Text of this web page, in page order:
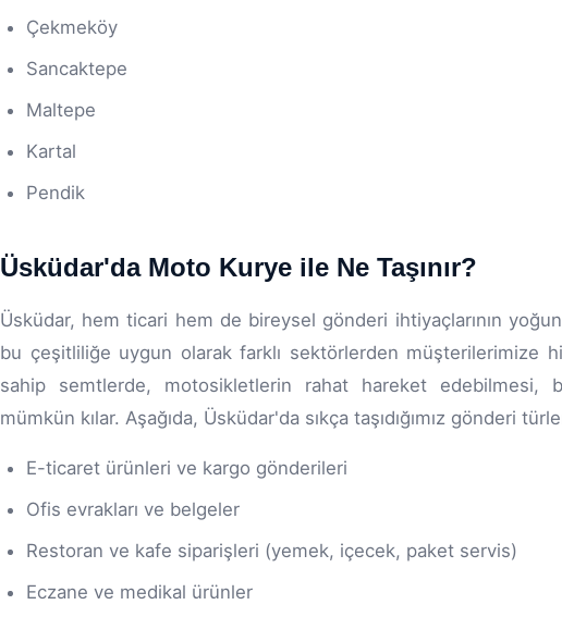
Çekmeköy
Sancaktepe
Maltepe
Kartal
Pendik
Üsküdar'da Moto Kurye ile Ne Taşınır?
Üsküdar, hem ticari hem de bireysel gönderi ihtiyaçlarının
bu çeşitliliğe uygun olarak farklı sektörlerden müşterilerimize
sahip semtlerde, motosikletlerin rahat hareket edebilmesi,
mümkün kılar. Aşağıda, Üsküdar'da sıkça taşıdığımız gönderi
E-ticaret ürünleri ve kargo gönderileri
Ofis evrakları ve belgeler
Restoran ve kafe siparişleri (yemek, içecek, paket servis)
Eczane ve medikal ürünler